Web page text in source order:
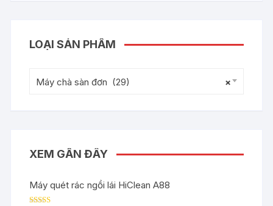
LOẠI SẢN PHẨM
×
Máy chà sàn đơn (29)
XEM GẦN ĐÂY
Máy quét rác ngồi lái HiClean A88